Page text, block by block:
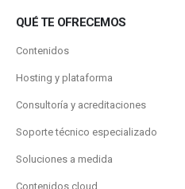
QUÉ TE OFRECEMOS
Contenidos
Hosting y plataforma
Consultoría y acreditaciones
Soporte técnico especializado
Soluciones a medida
Contenidos.cloud